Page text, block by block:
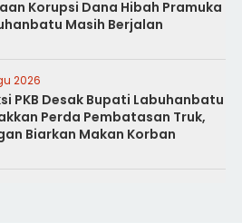
Korupsi Dana Hibah Pramuka
Masih Berjalan
2026
PKB Desak Bupati Labuhanbatu
Perda Pembatasan Truk,
Biarkan Makan Korban